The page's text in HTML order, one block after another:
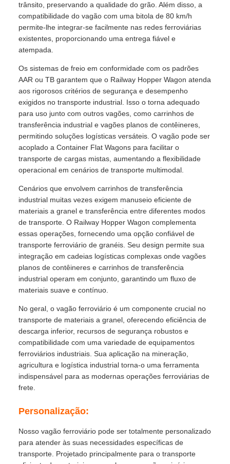
trânsito, preservando a qualidade do grão. Além disso, a
compatibilidade do vagão com uma bitola de 80 km/h
permite-lhe integrar-se facilmente nas redes ferroviárias
existentes, proporcionando uma entrega fiável e
atempada.
Os sistemas de freio em conformidade com os padrões
AAR ou TB garantem que o Railway Hopper Wagon atenda
aos rigorosos critérios de segurança e desempenho
exigidos no transporte industrial. Isso o torna adequado
para uso junto com outros vagões, como carrinhos de
transferência industrial e vagões planos de contêineres,
permitindo soluções logísticas versáteis. O vagão pode ser
acoplado a Container Flat Wagons para facilitar o
transporte de cargas mistas, aumentando a flexibilidade
operacional em cenários de transporte multimodal.
Cenários que envolvem carrinhos de transferência
industrial muitas vezes exigem manuseio eficiente de
materiais a granel e transferência entre diferentes modos
de transporte. O Railway Hopper Wagon complementa
essas operações, fornecendo uma opção confiável de
transporte ferroviário de granéis. Seu design permite sua
integração em cadeias logísticas complexas onde vagões
planos de contêineres e carrinhos de transferência
industrial operam em conjunto, garantindo um fluxo de
materiais suave e contínuo.
No geral, o vagão ferroviário é um componente crucial no
transporte de materiais a granel, oferecendo eficiência de
descarga inferior, recursos de segurança robustos e
compatibilidade com uma variedade de equipamentos
ferroviários industriais. Sua aplicação na mineração,
agricultura e logística industrial torna-o uma ferramenta
indispensável para as modernas operações ferroviárias de
frete.
Personalização:
Nosso vagão ferroviário pode ser totalmente personalizado
para atender às suas necessidades específicas de
transporte. Projetado principalmente para o transporte